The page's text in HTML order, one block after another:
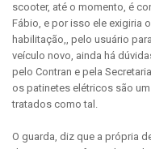
scooter, até o momento, é
Fábio, e por isso ele exigiria
habilitação,, pelo usuário
veículo novo, ainda há
pelo Contran e pela
os patinetes elétricos são
tratados como tal.
O guarda, diz que a própria